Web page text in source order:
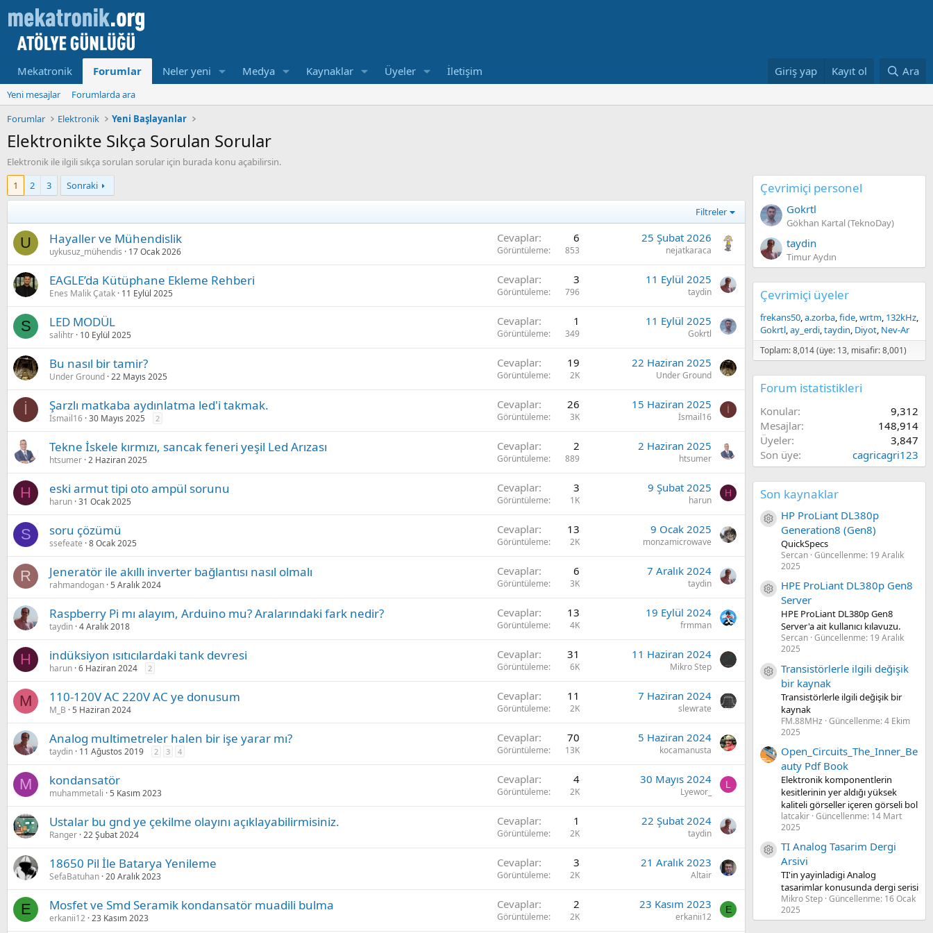
Mekatronik Forumlar Neler yeni Medya Kaynaklar Üyeler İletişim Giriş yap Kayıt ol Ara
Yeni mesajlar
Forumlarda ara
Forumlar
Elektronik Yeni Başlayanlar
Elektronikte Sıkça Sorulan Sorular
Elektronik ile ilgili sıkça sorulan sorular için burada konu açabilirsin.
1
2 3 Sonraki
Filtreler
U Hayaller ve Mühendislik
uykusuz_mühendis 17 Ocak 2026
Cevaplar 6
Görüntüleme 853
25 Şubat 2026
nejatkaraca
EAGLE’da Kütüphane Ekleme Rehberi
Enes Malik Çatak 11 Eylül 2025
Cevaplar 3
Görüntüleme 796
11 Eylül 2025
taydin
S LED MODÜL
salihtr 10 Eylül 2025
Cevaplar 1
Görüntüleme 349
11 Eylül 2025
Gokrtl
Bu nasıl bir tamir?
Under Ground 22 Mayıs 2025
Cevaplar 19
Görüntüleme 2K
22 Haziran 2025
Under Ground
İ Şarzlı matkaba aydınlatma led'i takmak.
İsmail16 30 Mayıs 2025 2
Cevaplar 26
Görüntüleme 3K
15 Haziran 2025
İsmail16
İ
Tekne İskele kırmızı, sancak feneri yeşil Led Arızası
htsumer 2 Haziran 2025
Cevaplar 2
Görüntüleme 889
2 Haziran 2025
htsumer
H eski armut tipi oto ampül sorunu
harun 31 Ocak 2025
Cevaplar 3
Görüntüleme 1K
9 Şubat 2025
harun
H
S soru çözümü
ssefeate 8 Ocak 2025
Cevaplar 13
Görüntüleme 2K
9 Ocak 2025
monzamicrowave
R Jeneratör ile akıllı inverter bağlantısı nasıl olmalı
rahmandogan 5 Aralık 2024
Cevaplar 6
Görüntüleme 3K
7 Aralık 2024
taydin
Raspberry Pi mı alayım, Arduino mu? Aralarındaki fark nedir?
taydin 4 Aralık 2018
Cevaplar 13
Görüntüleme 4K
19 Eylül 2024
frmman
H indüksiyon ısıtıcılardaki tank devresi
harun 6 Haziran 2024 2
Cevaplar 31
Görüntüleme 6K
11 Haziran 2024
Mikro Step
M 110-120V AC 220V AC ye donusum
M_B 5 Haziran 2024
Cevaplar 11
Görüntüleme 2K
7 Haziran 2024
slewrate
Analog multimetreler halen bir işe yarar mı?
taydin 11 Ağustos 2019 2 3 4
Cevaplar 70
Görüntüleme 13K
5 Haziran 2024
kocamanusta
M kondansatör
muhammetali 5 Kasım 2023
Cevaplar 4
Görüntüleme 2K
30 Mayıs 2024
Lyewor_
L
Ustalar bu gnd ye çekilme olayını açıklayabilirmisiniz.
Ranger 22 Şubat 2024
Cevaplar 1
Görüntüleme 2K
22 Şubat 2024
taydin
18650 Pil İle Batarya Yenileme
SefaBatuhan 20 Aralık 2023
Cevaplar 3
Görüntüleme 2K
21 Aralık 2023
Altair
E Mosfet ve Smd Seramik kondansatör muadili bulma
erkanii12 23 Kasım 2023
Cevaplar 2
Görüntüleme 2K
23 Kasım 2023
erkanii12
E
Çevrimiçi personel
Gokrtl
Gökhan Kartal (TeknoDay)
taydin
Timur Aydın
Çevrimiçi üyeler
frekans50 a.zorba fide wrtm 132kHz
Gokrtl ay_erdi taydin Diyot Nev-Ar
Toplam: 8,014 (üye: 13, misafir: 8,001)
Forum istatistikleri
Konular
9,312
Mesajlar
148,914
Üyeler
3,847
Son üye
cagricagri123
Son kaynaklar
Kaynak ikon/amblem
HP ProLiant DL380p
Generation8 (Gen8)
QuickSpecs
Sercan Güncellenme: 19 Aralık
2025
Kaynak ikon/amblem
HPE ProLiant DL380p Gen8
Server
HPE ProLiant DL380p Gen8
Server'a ait kullanıcı kılavuzu.
Sercan Güncellenme: 19 Aralık
2025
Kaynak ikon/amblem
Transistörlerle ilgili değişik
bir kaynak
Transistörlerle ilgili değişik bir
kaynak
FM.88MHz Güncellenme:4 Ekim
2025
Open_Circuits_The_Inner_Be
auty Pdf Book
Elektronik komponentlerin
kesitlerinin yer aldığı yüksek
kaliteli görseller içeren görseli bol
latcakir Güncellenme: 14 Mart
2025
Kaynak ikon/amblem
TI Analog Tasarim Dergi
Arsivi
TI'in yayinladigi Analog
tasarimlar konusunda dergi serisi
Mikro Step Güncellenme: 16 Ocak
2025